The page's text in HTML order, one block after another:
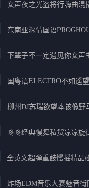
女声夜之光盗将行嗨曲混
柳州DJ苏瑞欲望本该像
咚咚经典慢舞私货凉凉旋
全英文超弹重鼓慢摇精品
炸场EDM音乐大赛魅音